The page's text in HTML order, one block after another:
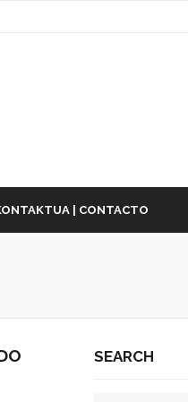
| CONTACTO
SEARCH